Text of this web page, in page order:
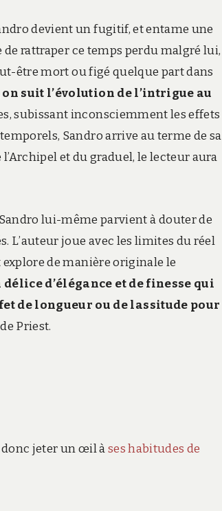
devient un fugitif, et entame une
rattraper ce temps perdu malgré lui,
être mort ou figé quelque part dans
suit l’évolution de l’intrigue au
subissant inconsciemment les effets
Sandro arrive au terme de sa
et du graduel, le lecteur aura
lui-même parvient à douter de
L’auteur joue avec les limites du réel
de manière originale le
d’élégance et de finesse qui
de longueur ou de lassitude pour
Priest.
donc jeter un œil àses habitudes de